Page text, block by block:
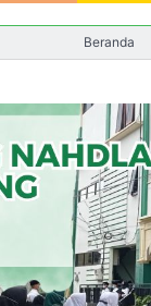
Beranda